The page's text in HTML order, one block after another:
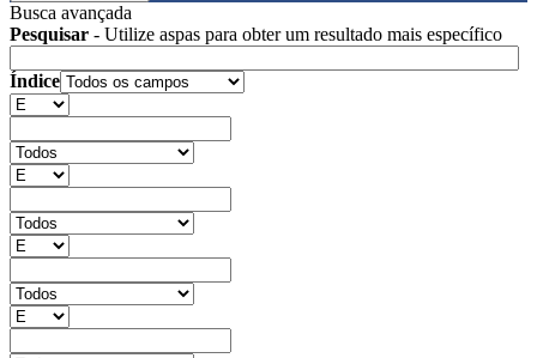
Busca avançada
Pesquisar - Utilize aspas para obter um resultado mais específico
Índice